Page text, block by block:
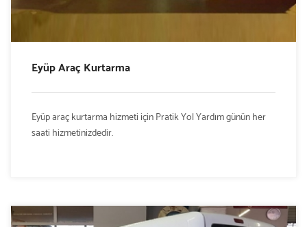
Eyüp Araç Kurtarma
Eyüp araç kurtarma hizmeti için Pratik Yol Yardım günün her
saati hizmetinizdedir.